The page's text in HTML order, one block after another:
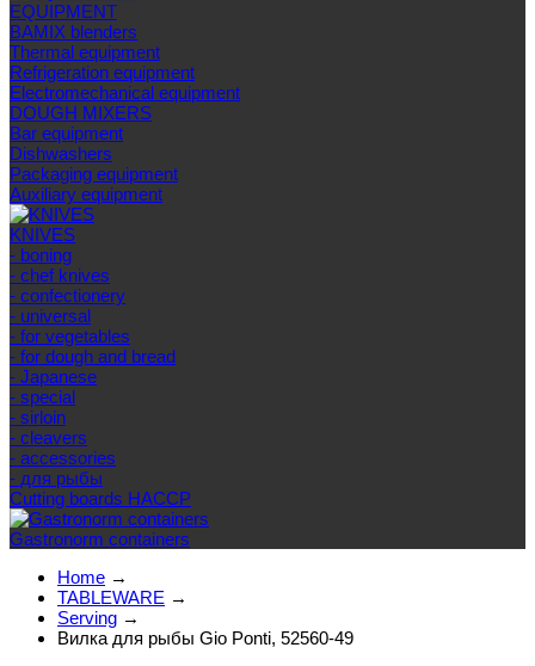
EQUIPMENT
BAMIX blenders
Thermal equipment
Refrigeration equipment
Electromechanical equipment
DOUGH MIXERS
Bar equipment
Dishwashers
Packaging equipment
Auxiliary equipment
KNIVES
- boning
- chef knives
- confectionery
- universal
- for vegetables
- for dough and bread
- Japanese
- special
- sirloin
- cleavers
- accessories
- для рыбы
Cutting boards HACCP
Gastronorm containers
Home →
TABLEWARE →
Serving →
Вилка для рыбы Gio Ponti, 52560-49